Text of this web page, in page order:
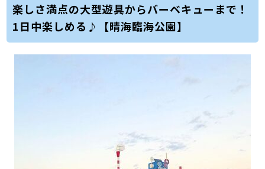
楽しさ満点の大型遊具からバーベキューまで！
1日中楽しめる♪【晴海臨海公園】